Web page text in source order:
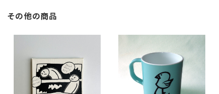
その他の商品